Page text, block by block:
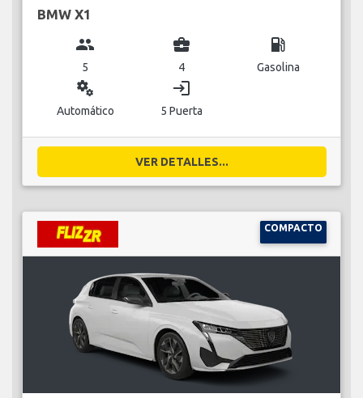
BMW X1
group
5
business_center
4
local_gas_station
Gasolina
miscellaneous_services
Automático
login
5 Puerta
VER DETALLES...
COMPACTO